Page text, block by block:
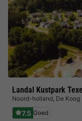
Landal Kustpark
Noord-holland, De Koog
7.5 Goed